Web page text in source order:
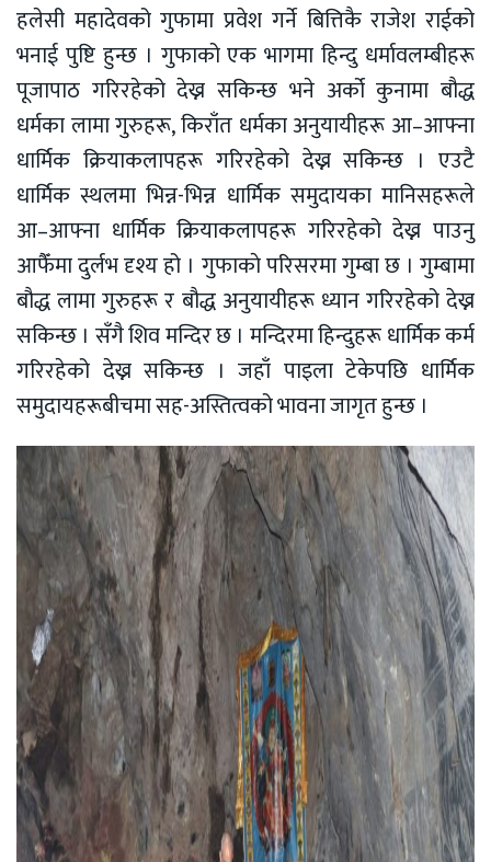
हलेसी महादेवको गुफामा प्रवेश गर्ने बित्तिकै राजेश राईको
भनाई पुष्टि हुन्छ । गुफाको एक भागमा हिन्दु धर्मावलम्बीहरू
पूजापाठ गरिरहेको देख्न सकिन्छ भने अर्को कुनामा बौद्ध
धर्मका लामा गुरुहरू, किराँत धर्मका अनुयायीहरू आ–आफ्ना
धार्मिक क्रियाकलापहरू गरिरहेको देख्न सकिन्छ । एउटै
धार्मिक स्थलमा भिन्न-भिन्न धार्मिक समुदायका मानिसहरूले
आ–आफ्ना धार्मिक क्रियाकलापहरू गरिरहेको देख्न पाउनु
आफैँमा दुर्लभ दृश्य हो । गुफाकाे परिसरमा गुम्बा छ । गुम्बामा
बौद्ध लामा गुरुहरू र बौद्ध अनुयायीहरू ध्यान गरिरहेको देख्न
सकिन्छ । सँगै शिव मन्दिर छ । मन्दिरमा हिन्दुहरू धार्मिक कर्म
गरिरहेको देख्न सकिन्छ । जहाँ पाइला टेकेपछि धार्मिक
समुदायहरूबीचमा सह-अस्तित्वको भावना जागृत हुन्छ ।